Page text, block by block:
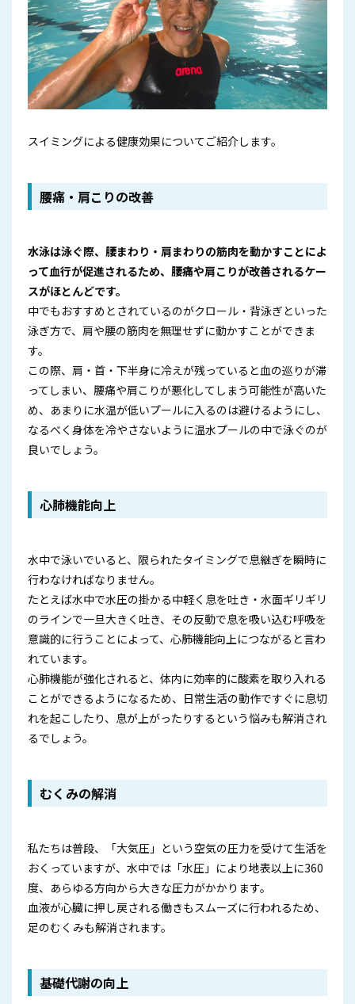
スイミングによる健康効果についてご紹介します。
腰痛・肩こりの改善
水泳は泳ぐ際、腰まわり・肩まわりの筋肉を動かすことによ
って血行が促進されるため、腰痛や肩こりが改善されるケー
スがほとんどです。
中でもおすすめとされているのがクロール・背泳ぎといった
泳ぎ方で、肩や腰の筋肉を無理せずに動かすことができま
す。
この際、肩・首・下半身に冷えが残っていると血の巡りが滞
ってしまい、腰痛や肩こりが悪化してしまう可能性が高いた
め、あまりに水温が低いプールに入るのは避けるようにし、
なるべく身体を冷やさないように温水プールの中で泳ぐのが
良いでしょう。
心肺機能向上
水中で泳いでいると、限られたタイミングで息継ぎを瞬時に
行わなければなりません。
たとえば水中で水圧の掛かる中軽く息を吐き・水面ギリギリ
のラインで一旦大きく吐き、その反動で息を吸い込む呼吸を
意識的に行うことによって、心肺機能向上につながると言わ
れています。
心肺機能が強化されると、体内に効率的に酸素を取り入れる
ことができるようになるため、日常生活の動作ですぐに息切
れを起こしたり、息が上がったりするという悩みも解消され
るでしょう。
むくみの解消
私たちは普段、「大気圧」という空気の圧力を受けて生活を
おくっていますが、水中では「水圧」により地表以上に360
度、あらゆる方向から大きな圧力がかかります。
血液が心臓に押し戻される働きもスムーズに行われるため、
足のむくみも解消されます。
基礎代謝の向上